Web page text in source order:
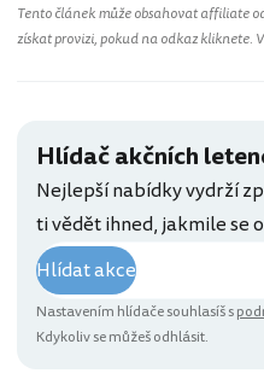
Tento článek může obsahovat affiliate
získat provizi, pokud na odkaz kliknete.
Hlídač akčních
Nejlepší nabídky vydrží
ti vědět ihned, jakmile se
Hlídat akce
Nastavením hlídače souhlasíš s
Kdykoliv se můžeš odhlásit.